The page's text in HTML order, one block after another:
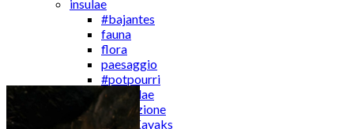
insulae
#bajantes
fauna
flora
paesaggio
#potpourri
via vitae insulae
navigazione
Kayaks